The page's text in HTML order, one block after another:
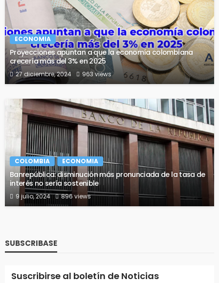
ECONOMIA
Proyecciones apuntan a que la economía colombiana
crecería más del 3% en 2025
27 diciembre, 2024 963 views
COLOMBIA ECONOMIA
Banrepública: disminución más pronunciada de la tasa de
interés no sería sostenible
9 julio, 2024 896 views
SUBSCRIBASE
Suscribirse al boletín de Noticias